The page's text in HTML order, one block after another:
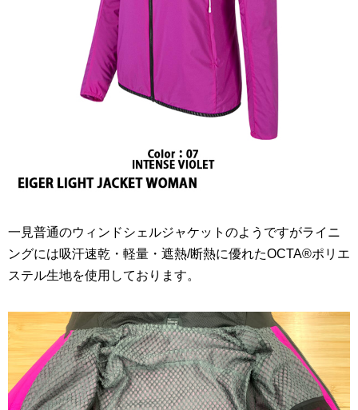
一見普通のウィンドシェルジャケットのようですがライニ
ングには吸汗速乾・軽量・遮熱/断熱に優れたOCTA®ポリエ
ステル生地を使用しております。